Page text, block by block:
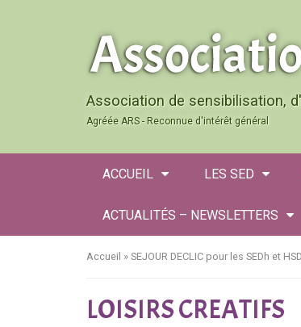
Association de sensibilisation,
Agréée ARS - Reconnue d'intérêt général
ACCUEIL LES SED
ACTUALITÉS – NEWSLETTERS
Accueil » SEJOUR DECLIC pour les SEDh et HSD
LOISIRS CREATIFS